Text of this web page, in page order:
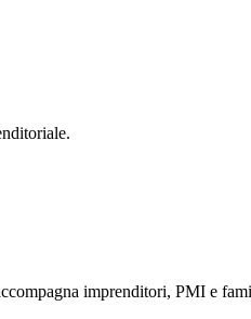
imprenditori, PMI e